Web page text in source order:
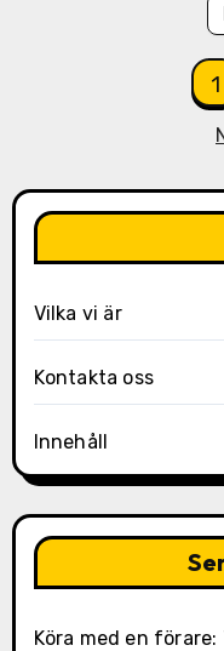
1
Vilka vi är
Kontakta oss
Innehåll
Köra med en